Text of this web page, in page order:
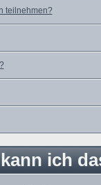
teilnehmen?
ich